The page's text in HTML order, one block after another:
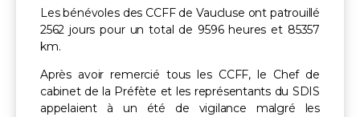
Les bénévoles des CCFF de Vaucluse ont patrouillé
2562 jours pour un total de 9596 heures et 85357
km.
Après avoir remercié tous les CCFF, le Chef de
cabinet de la Préfète et les représentants du SDIS
appelaient à un été de vigilance malgré les